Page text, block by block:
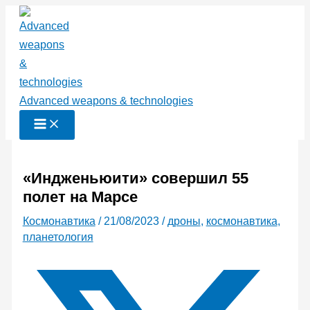
Перейти
содержимому
Advanced weapons & technologies
«Индженьюити» совершил 55
полет на Марсе
Космонавтика / 21/08/2023 / дроны, космонавтика,
планетология